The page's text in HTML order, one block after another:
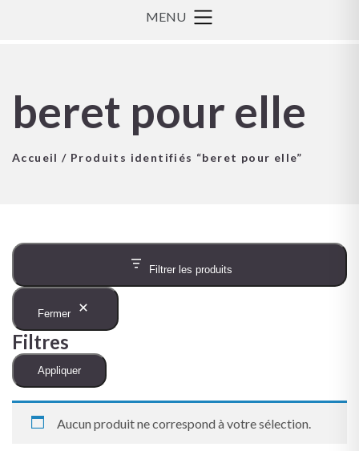
beret pour elle
Accueil / Produits identifiés “beret pour elle”
Aucun produit ne correspond à votre sélection.
Filtrer les produits
Fermer
Filtres
Appliquer